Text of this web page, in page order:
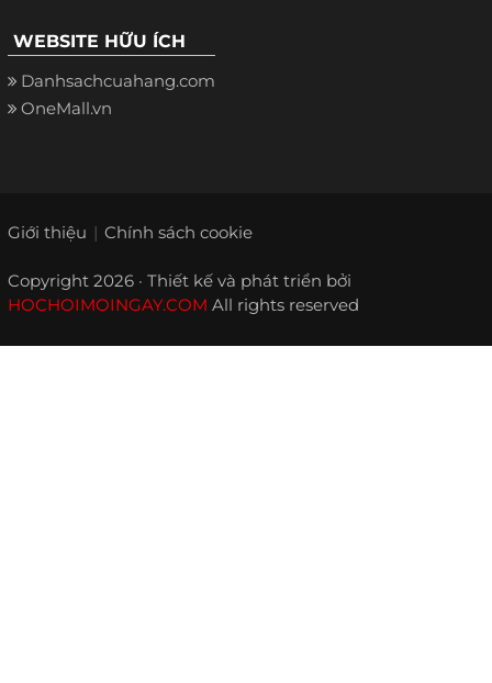
WEBSITE HỮU ÍCH
Danhsachcuahang.com
OneMall.vn
Giới thiệu Chính sách cookie
Copyright 2026 · Thiết kế và phát triển bởi
HOCHOIMOINGAY.COM All rights reserved